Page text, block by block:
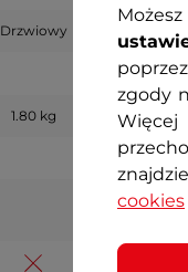
Drzwiowy
1.80 kg
Możesz
zgody
cookies